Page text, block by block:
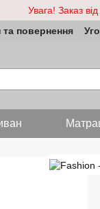
Увага! Заказ
та повернення